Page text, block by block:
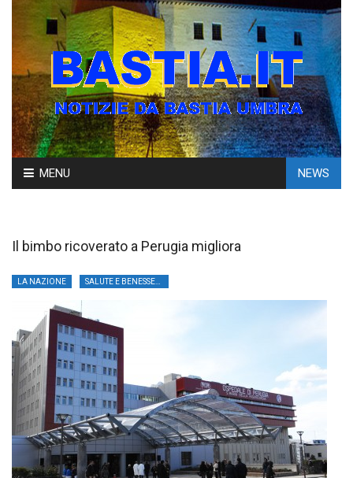
Skip
to
MENU NEWS
Il bimbo ricoverato a Perugia migliora
LA NAZIONE